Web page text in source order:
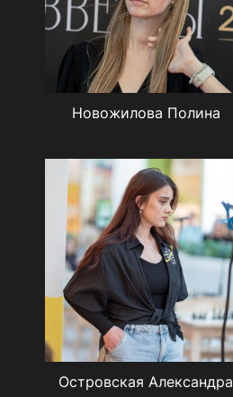
Новожилова Полина
Островская Александра